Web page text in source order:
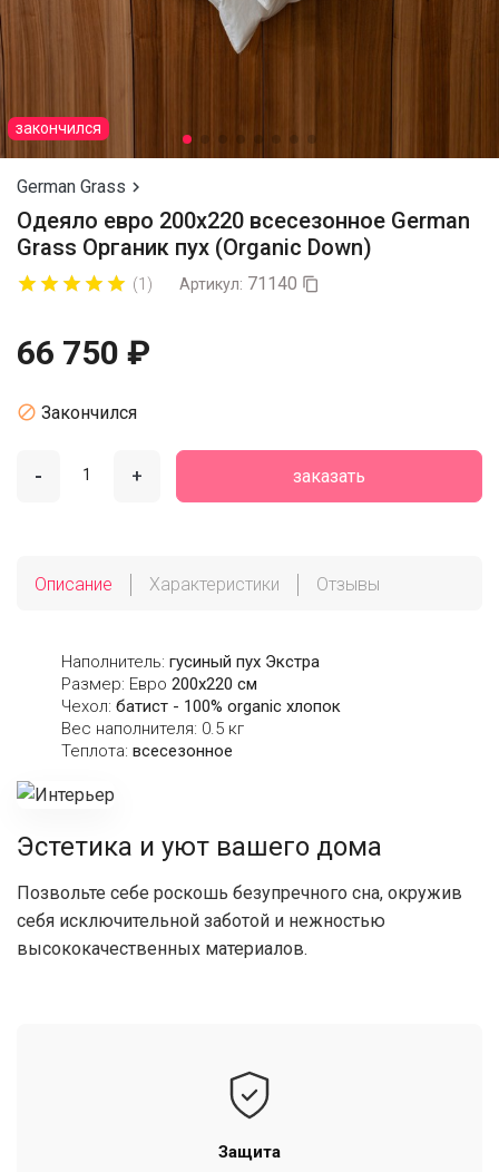
закончился
German Grass 
Одеяло евро 200х220 всесезонное German
Grass Органик пух (Organic Down)

 (1) Артикул: 71140 
66 750 ₽
 Закончился
- + заказать
Описание Характеристики Отзывы
Наполнитель: гусиный пух Экстра
Размер: Евро 200х220 см
Чехол: батист - 100% organic хлопок
Вес наполнителя: 0.5 кг
Теплота: всесезонное
Эстетика и уют вашего дома
Позвольте себе роскошь безупречного сна, окружив
себя исключительной заботой и нежностью
высококачественных материалов.
Защита